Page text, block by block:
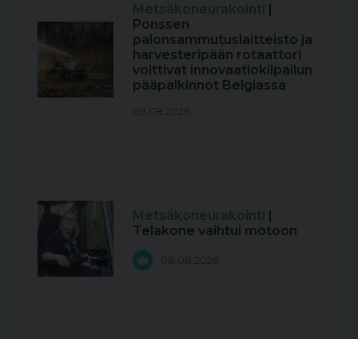
Metsäkoneurakointi |
Ponssen
palonsammutuslaitteisto ja
harvesteripään rotaattori
voittivat innovaatiokilpailun
pääpalkinnot Belgiassa
09.08.2026
Metsäkoneurakointi |
Telakone vaihtui motoon
08.08.2026